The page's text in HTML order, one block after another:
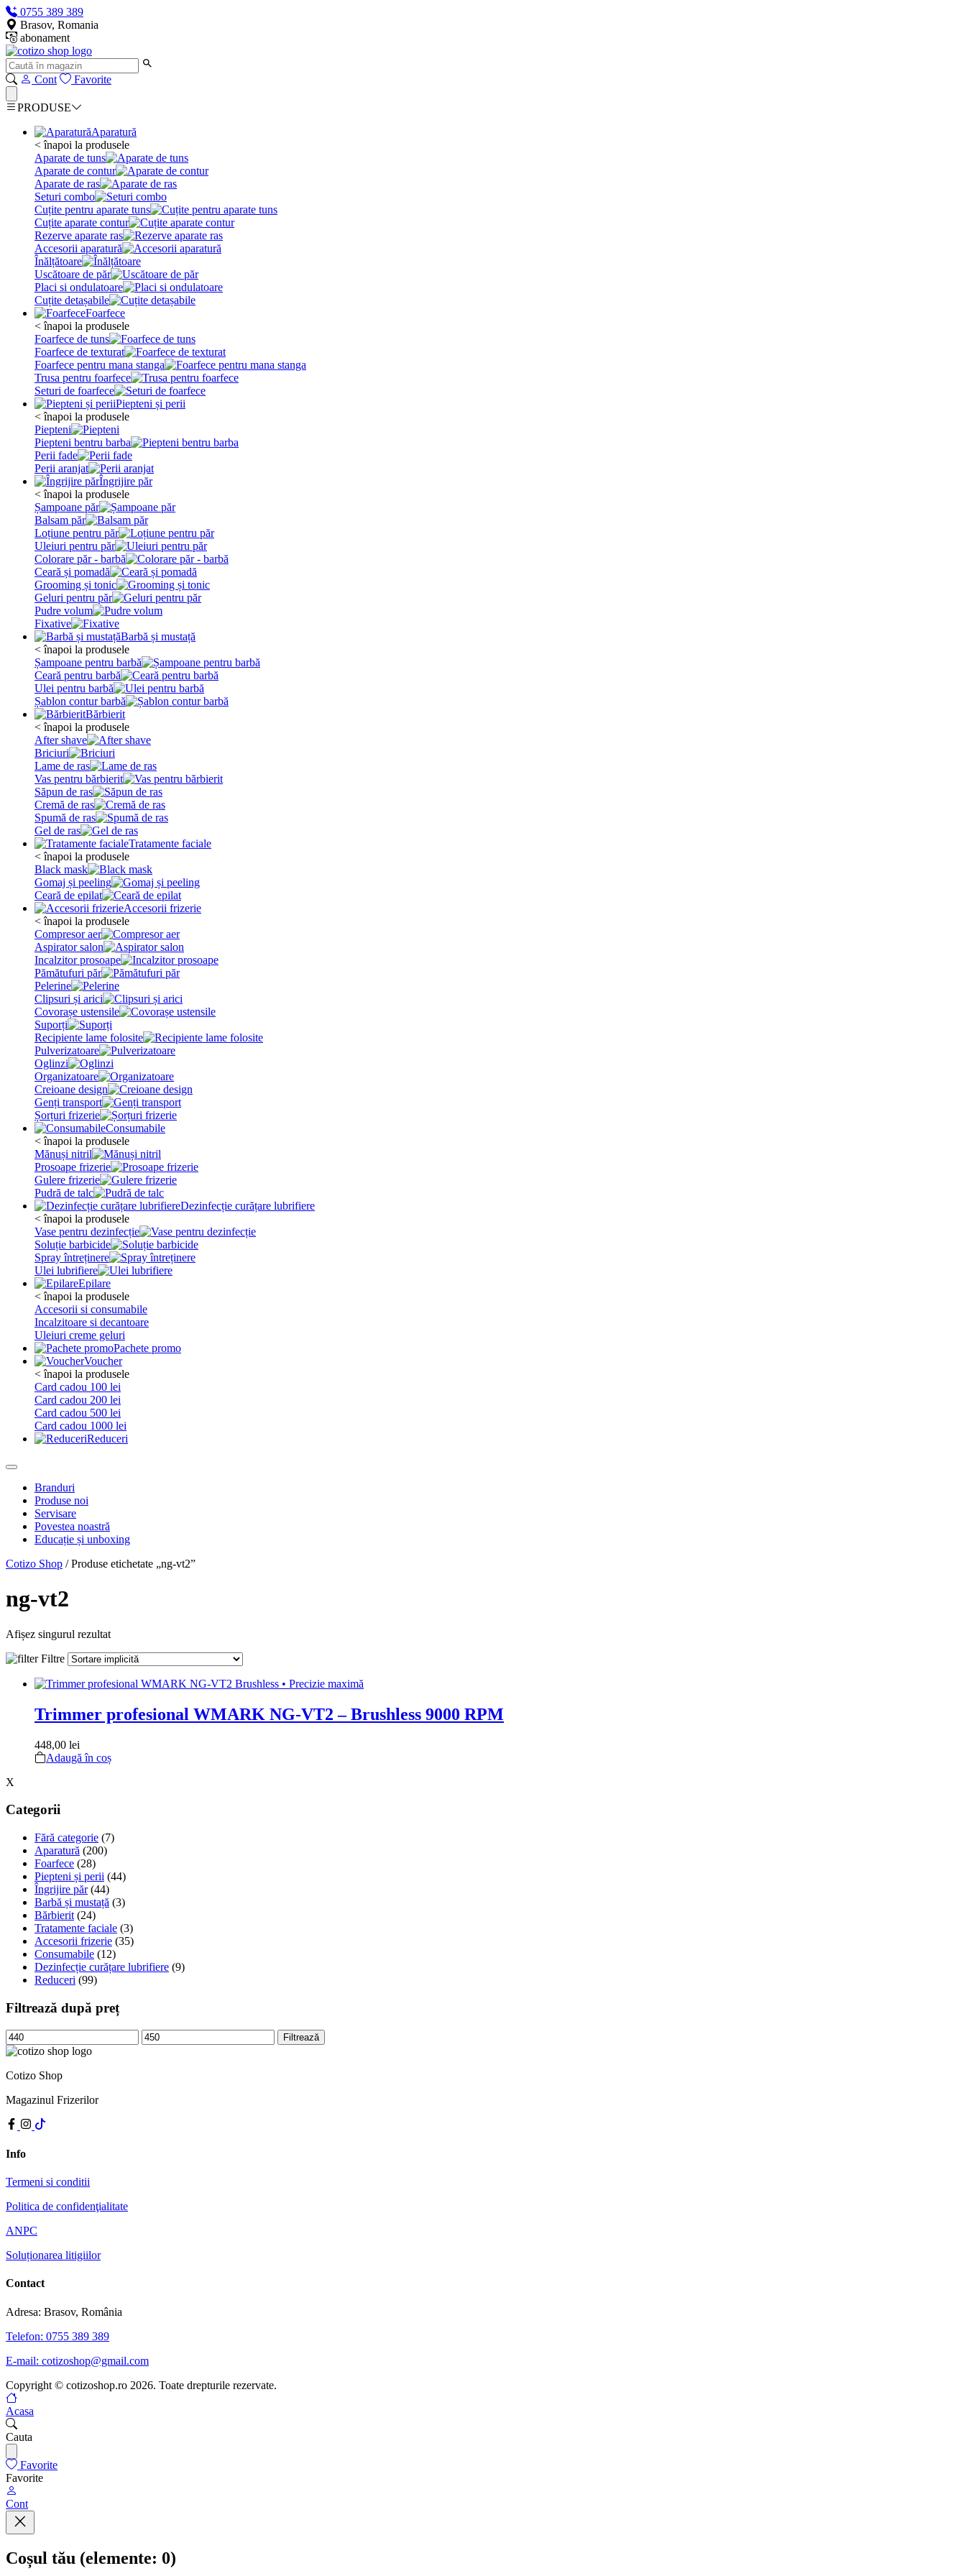
0755 389 389
Brasov, Romania
abonament
Cont Favorite
PRODUSE
Aparatură
< înapoi la produsele
Aparate de tuns
Aparate de contur
Aparate de ras
Seturi combo
Cuțite pentru aparate tuns
Cuțite aparate contur
Rezerve aparate ras
Accesorii aparatură
Înălțătoare
Uscătoare de păr
Placi si ondulatoare
Cuțite detașabile
Foarfece
< înapoi la produsele
Foarfece de tuns
Foarfece de texturat
Foarfece pentru mana stanga
Trusa pentru foarfece
Seturi de foarfece
Piepteni și perii
< înapoi la produsele
Piepteni
Piepteni bentru barba
Perii fade
Perii aranjat
Îngrijire păr
< înapoi la produsele
Șampoane păr
Balsam păr
Loțiune pentru păr
Uleiuri pentru păr
Colorare păr - barbă
Ceară și pomadă
Grooming și tonic
Geluri pentru păr
Pudre volum
Fixative
Barbă și mustață
< înapoi la produsele
Șampoane pentru barbă
Ceară pentru barbă
Ulei pentru barbă
Șablon contur barbă
Bărbierit
< înapoi la produsele
After shave
Briciuri
Lame de ras
Vas pentru bărbierit
Săpun de ras
Cremă de ras
Spumă de ras
Gel de ras
Tratamente faciale
< înapoi la produsele
Black mask
Gomaj și peeling
Ceară de epilat
Accesorii frizerie
< înapoi la produsele
Compresor aer
Aspirator salon
Incalzitor prosoape
Pămătufuri păr
Pelerine
Clipsuri și arici
Covorașe ustensile
Suporți
Recipiente lame folosite
Pulverizatoare
Oglinzi
Organizatoare
Creioane design
Genți transport
Șorțuri frizerie
Consumabile
< înapoi la produsele
Mănuși nitril
Prosoape frizerie
Gulere frizerie
Pudră de talc
Dezinfecție curățare lubrifiere
< înapoi la produsele
Vase pentru dezinfecție
Soluție barbicide
Spray întreținere
Ulei lubrifiere
Epilare
< înapoi la produsele
Accesorii si consumabile
Incalzitoare si decantoare
Uleiuri creme geluri
Pachete promo
Voucher
< înapoi la produsele
Card cadou 100 lei
Card cadou 200 lei
Card cadou 500 lei
Card cadou 1000 lei
Reduceri
Branduri
Produse noi
Servisare
Povestea noastră
Educație și unboxing
Cotizo Shop / Produse etichetate „ng-vt2”
ng-vt2
Afișez singurul rezultat
Filtre
Trimmer profesional WMARK NG-VT2 – Brushless 9000 RPM
448,00 lei
Adaugă în coș
X
Categorii
Fără categorie (7)
Aparatură (200)
Foarfece (28)
Piepteni și perii (44)
Îngrijire păr (44)
Barbă și mustață (3)
Bărbierit (24)
Tratamente faciale (3)
Accesorii frizerie (35)
Consumabile (12)
Dezinfecție curățare lubrifiere (9)
Reduceri (99)
Filtrează după preț
Preț
minim
Preț
maxim
Filtrează
Cotizo Shop
Magazinul Frizerilor
Info
Termeni si conditii
Politica de confidenţialitate
ANPC
Soluționarea litigiilor
Contact
Adresa: Brasov, România
Telefon: 0755 389 389
E-mail: cotizoshop@gmail.com
Copyright © cotizoshop.ro 2026. Toate drepturile rezervate.
Acasa
Cauta
Favorite
Favorite
Cont
Coșul tău (elemente: 0)